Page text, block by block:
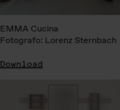
EMMA Cucina
Fotografo: Lorenz Sternbach
Download